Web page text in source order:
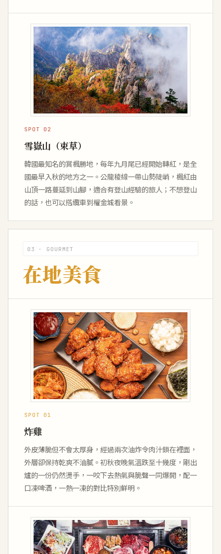
SPOT 02
雪嶽山（束草）
韓國最知名的賞楓勝地，每年九月尾已經開始轉紅，是全
國最早入秋的地方之一。公龍稜線一帶山勢陡峭，楓紅由
山頂一路蔓延到山腳，適合有登山經驗的旅人；不想登山
的話，也可以搭纜車到權金城看景。
03 · GOURMET
在地美食
SPOT 01
炸雞
外皮薄脆但不會太厚身，經過兩次油炸令肉汁鎖在裡面，
外層卻保持乾爽不油膩。初秋夜晚氣溫跌至十幾度，剛出
爐的一份仍然燙手，一咬下去熱氣與脆聲一同爆開，配一
口凍啤酒，一熱一凍的對比特別鮮明。